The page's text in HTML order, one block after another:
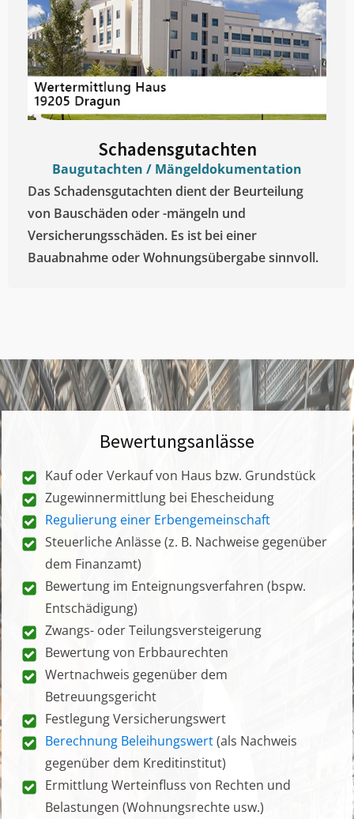
Schadensgutachten
Baugutachten / Mängeldokumentation
Das Schadensgutachten dient der Beurteilung
von Bauschäden oder -mängeln und
Versicherungsschäden. Es ist bei einer
Bauabnahme oder Wohnungsübergabe sinnvoll.
Bewertungsanlässe
Kauf oder Verkauf von Haus bzw. Grundstück
Zugewinnermittlung bei Ehescheidung
Regulierung einer Erbengemeinschaft
Steuerliche Anlässe (z. B. Nachweise gegenüber
dem Finanzamt)
Bewertung im Enteignungsverfahren (bspw.
Entschädigung)
Zwangs- oder Teilungsversteigerung
Bewertung von Erbbaurechten
Wertnachweis gegenüber dem
Betreuungsgericht
Festlegung Versicherungswert
Berechnung Beleihungswert(als Nachweis
gegenüber dem Kreditinstitut)
Ermittlung Werteinfluss von Rechten und
Belastungen (Wohnungsrechte usw.)